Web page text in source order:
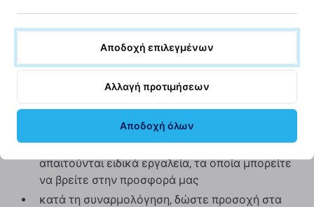
διακυμάνσεις στη λειτουργικότητα, την ποιότητα ή
την εμφάνιση. Για να μάθετε περισσότερα σχετικά με
την ποιότητα, διαβάστε το ιστολόγιό μας όπου
εστιάζουμε στην ποιότητα με περισσότερες
Συναρμολόγηση και συμβουλές:
Για τη συναρμολόγηση ή την αποσυναρμολόγηση
απαιτούνται ειδικά εργαλεία, τα οποία μπορείτε
να βρείτε στην προσφορά μας
κατά τη συναρμολόγηση, δώστε προσοχή στα
Αποδοχή επιλεγμένων
Αλλαγή προτιμήσεων
Αποδοχή όλων